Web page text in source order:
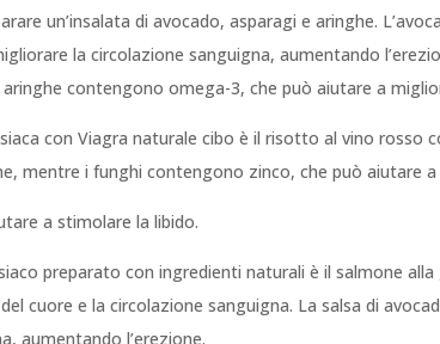
un’insalata di avocado, asparagi e aringhe.
la circolazione sanguigna, aumentando
contengono omega-3, che può aiutare a
con Viagra naturale cibo è il risotto al vino
mentre i funghi contengono zinco, che può aiutare
a stimolare la libido.
preparato con ingredienti naturali è il salmone
cuore e la circolazione sanguigna. La salsa di
aumentando l’erezione.